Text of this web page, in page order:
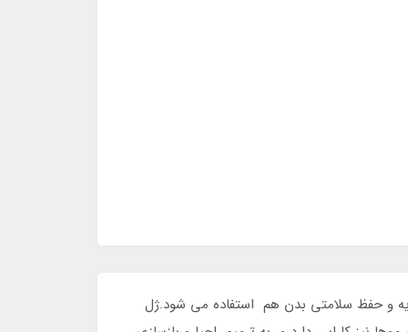
و حفظ سلامتی بدن هم استفاده می شود.ژل